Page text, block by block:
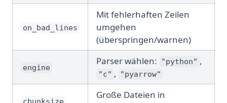
on_bad_lines
Mit fehlerhaften Zeilen
umgehen
(überspringen/warnen)
engine
Parser wählen: "python" ,
"c" , "pyarrow"
Große Dateien in